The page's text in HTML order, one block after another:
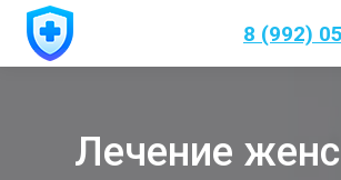
8 (992)
Лечение